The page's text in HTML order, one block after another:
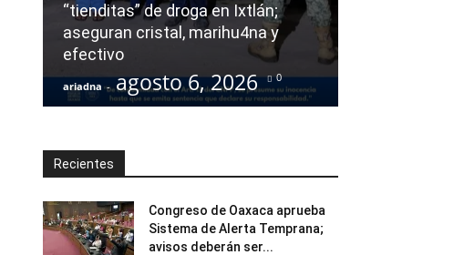
“tienditas” de droga en Ixtlán;
aseguran cristal, marihu4na y
efectivo
ariadna - agosto 6, 2026 0
Recientes
Congreso de Oaxaca aprueba
Sistema de Alerta Temprana;
avisos deberán ser...